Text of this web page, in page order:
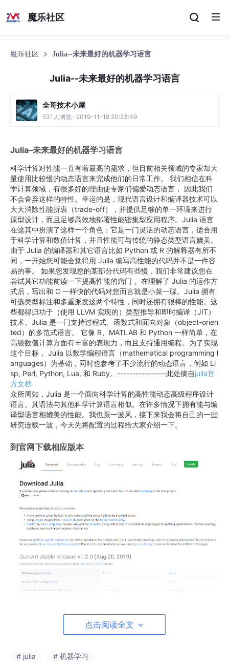
魔乐社区
魔乐社区 Julia--未来最好的机器学习语言
Julia--未来最好的机器学习语言
全哥技术小屋
531人浏览 · 2019-11-18 20:23:49
Julia–未来最好的机器学习语言
科学计算对性能一直有着最高的需求，但目前相关领域的专家却大
量使用比较慢的动态语言来完成他们的日常工作。 我们相信在科
学计算领域，有很多好的理由使专家们偏爱动态语言， 因此我们
不会舍弃这样的特性。幸运的是，现代语言设计和编译器技术可以
大大消除性能折衷（trade-off），并提供足够的单一环境来进行
原型设计，而且足够高效地部署性能密集型应用程序。Julia 语言
在这其中扮演了这样一个角色：它是一门灵活的动态语言，适合用
于科学计算和数值计算，并且性能可与传统的静态类型语言媲美。
由于 Julia 的编译器和其它语言比如 Python 或 R 的解释器有所不
同，一开始您可能会觉得用 Julia 编写高性能的代码并不是一件容
易的事。 如果您发现您的某部分代码有些慢，我们非常建议您在
尝试其它功能前读一下提高性能的窍门 。在理解了 Julia 的运作方
式后，写出和 C 一样快的代码对您而言就是小菜一碟。Julia 拥有
可选类型标注和多重派发这两个特性，同时还拥有很棒的性能。这
些都得归功于（使用 LLVM 实现的）类型推导和即时编译（JIT）
技术。Julia 是一门支持过程式、函数式和面向对象（object-orien
ted）的多范式语言。 它像 R、MATLAB 和 Python 一样简单，在
高级数值计算方面有丰富的表现力，而且支持通用编程。为了实现
这个目标， Julia 以数学编程语言（mathematical programming l
anguages）为基础，同时也参考了不少流行的动态语言，例如 Li
sp, Perl, Python, Lua, 和 Ruby。----------------此处摘自julia官
方文档
众所周知，Julia 是一个面向科学计算的高性能动态高级程序设计
语言。其语法与其他科学计算语言相似。在许多情况下拥有能与编
译型语言相媲美的性能。我也跟一波风，接下来我会将自己的一些
研究连载一波，今天先将配置的过程给大家介绍一下。
到官网下载相应版本
点击阅读全文
# julia # 机器学习